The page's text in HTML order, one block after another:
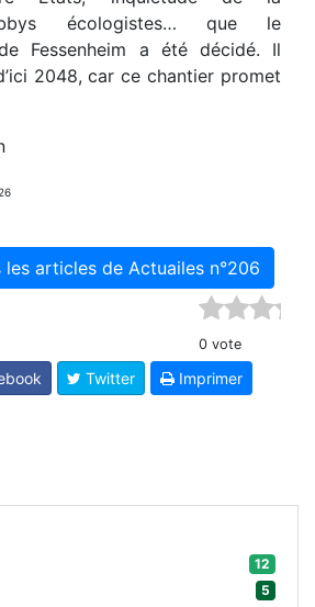
écologistes… que le
Fessenheim a été décidé. Il
2048, car ce chantier promet
articles de Actuailes n°206
0 vote
Twitter Imprimer
12
5